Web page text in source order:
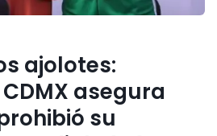
ajolotes:
asegura
su